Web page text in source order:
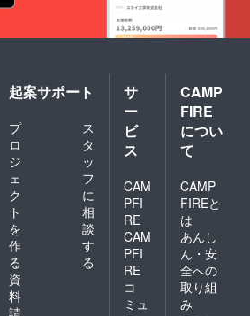
起案サポート
プ
ロ
ジ
ェ
ク
ト
を
作
る
ス
タ
ッ
フ
に
相
談
す
る
資
料
サ
ー
ビ
ス
CAM
PFI
RE
CAM
PFI
RE
コ
ミュ
CAMP
FIRE
につい
て
CAMP
FIREと
は
あんし
ん・安
全への
取り組
み